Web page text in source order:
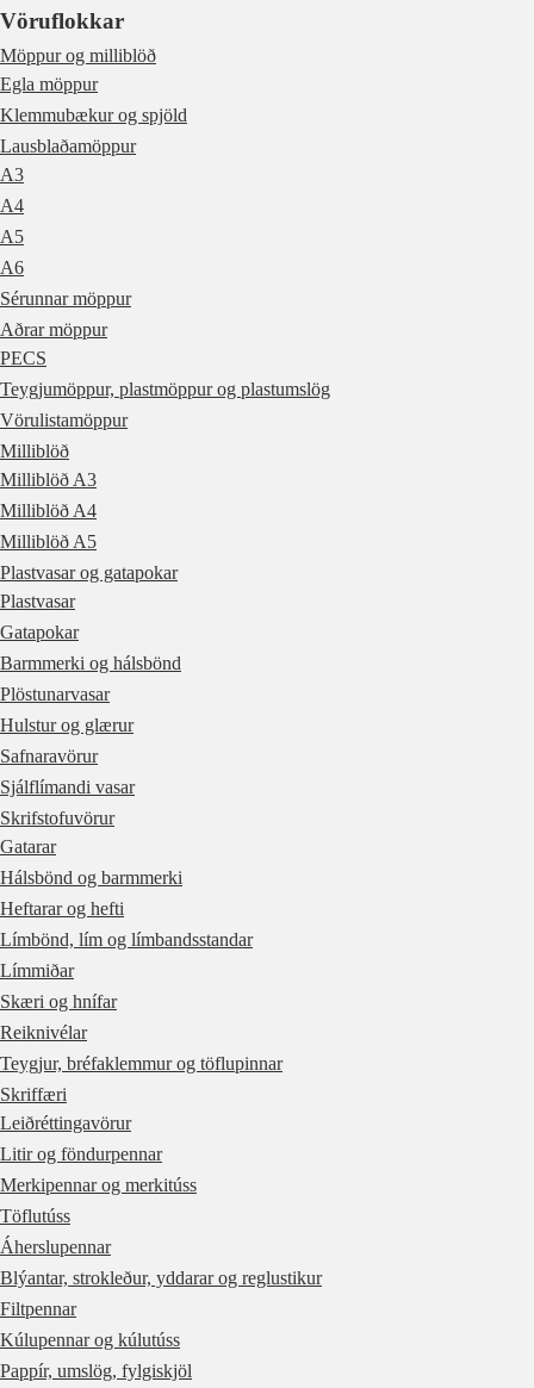
Vöruflokkar
Möppur og milliblöð
Egla möppur
Klemmubækur og spjöld
Lausblaðamöppur
A3
A4
A5
A6
Sérunnar möppur
Aðrar möppur
PECS
Teygjumöppur, plastmöppur og plastumslög
Vörulistamöppur
Milliblöð
Milliblöð A3
Milliblöð A4
Milliblöð A5
Plastvasar og gatapokar
Plastvasar
Gatapokar
Barmmerki og hálsbönd
Plöstunarvasar
Hulstur og glærur
Safnaravörur
Sjálflímandi vasar
Skrifstofuvörur
Gatarar
Hálsbönd og barmmerki
Heftarar og hefti
Límbönd, lím og límbandsstandar
Límmiðar
Skæri og hnífar
Reiknivélar
Teygjur, bréfaklemmur og töflupinnar
Skriffæri
Leiðréttingavörur
Litir og föndurpennar
Merkipennar og merkitúss
Töflutúss
Áherslupennar
Blýantar, strokleður, yddarar og reglustikur
Filtpennar
Kúlupennar og kúlutúss
Pappír, umslög, fylgiskjöl